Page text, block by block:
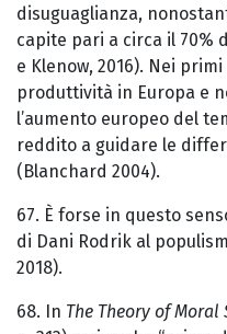
disuguaglianza,
capite pari a circa il 70%
e Klenow, 2016). Nei
produttività in Europa e
l’aumento europeo del
reddito a guidare le
(Blanchard 2004).
67. È forse in questo
di Dani Rodrik al
2018).
68. In The Theory of Moral